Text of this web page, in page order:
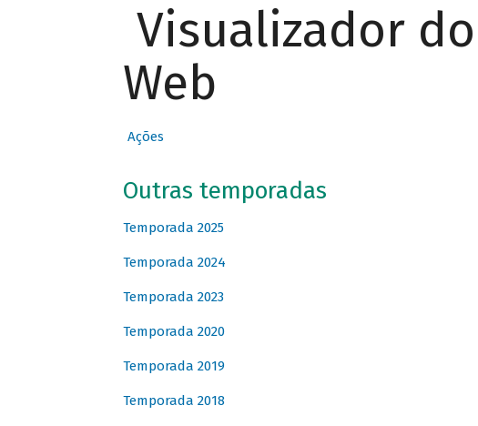
Visualizador
Web
Ações
Outras temporadas
Temporada 2025
Temporada 2024
Temporada 2023
Temporada 2020
Temporada 2019
Temporada 2018